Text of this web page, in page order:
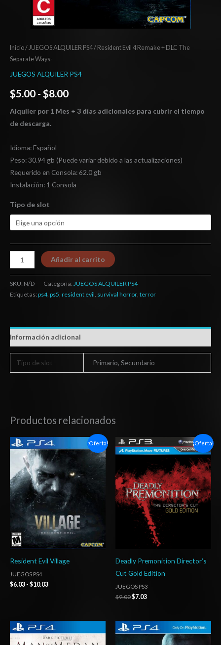
Inicio/ JUEGOS ALQUILER PS4/ Resident Evil 4 Remake + DLC The
Separate Ways-
JUEGOS ALQUILER PS4
$5.00 - $8.00
Alquiler por 1 Mes + 3 días adicionales para cubrir el tiempo
de descarga.
Idioma: Español
Peso: 30.94 gb (Puede variar debido a las actualizaciones)
Requerido en Consola: 62.0 gb
Instalación: 1 Consola
Tipo de slot
Añadir al carrito
SKU: N/D Categoría: JUEGOS ALQUILER PS4
Etiquetas: ps4, ps5, resident evil, survival horror, terror
Información adicional
Tipo de slot Primario, Secundario
Productos relacionados
¡Oferta!
Resident Evil Village
JUEGOS PS4
$6.03 - $10.03
Rango
de
precios:
desde
$6.03
hasta
$10.03
¡Oferta!
Deadly Premonition Director’s
Cut Gold Edition
JUEGOS PS3
$9.00
El
precio
original
$9.00.
$7.03
El
precio
actual
es:
$7.03.
Rango
de
precios:
Rango
de
precios: